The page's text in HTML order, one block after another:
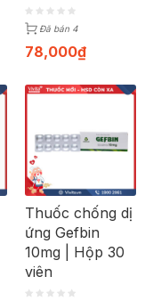
Đã bán 4
78,000₫
Thuốc chống dị
ứng Gefbin
10mg | Hộp 30
viên